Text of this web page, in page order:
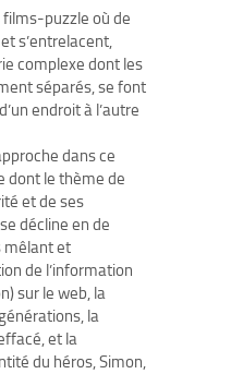
puzzle où de
s’entrelacent,
complexe dont les
séparés, se font
endroit à l’autre
dans ce
dont le thème de
et de ses
décline en de
mêlant et
de l’information
sur le web, la
la
et la
du héros, Simon,